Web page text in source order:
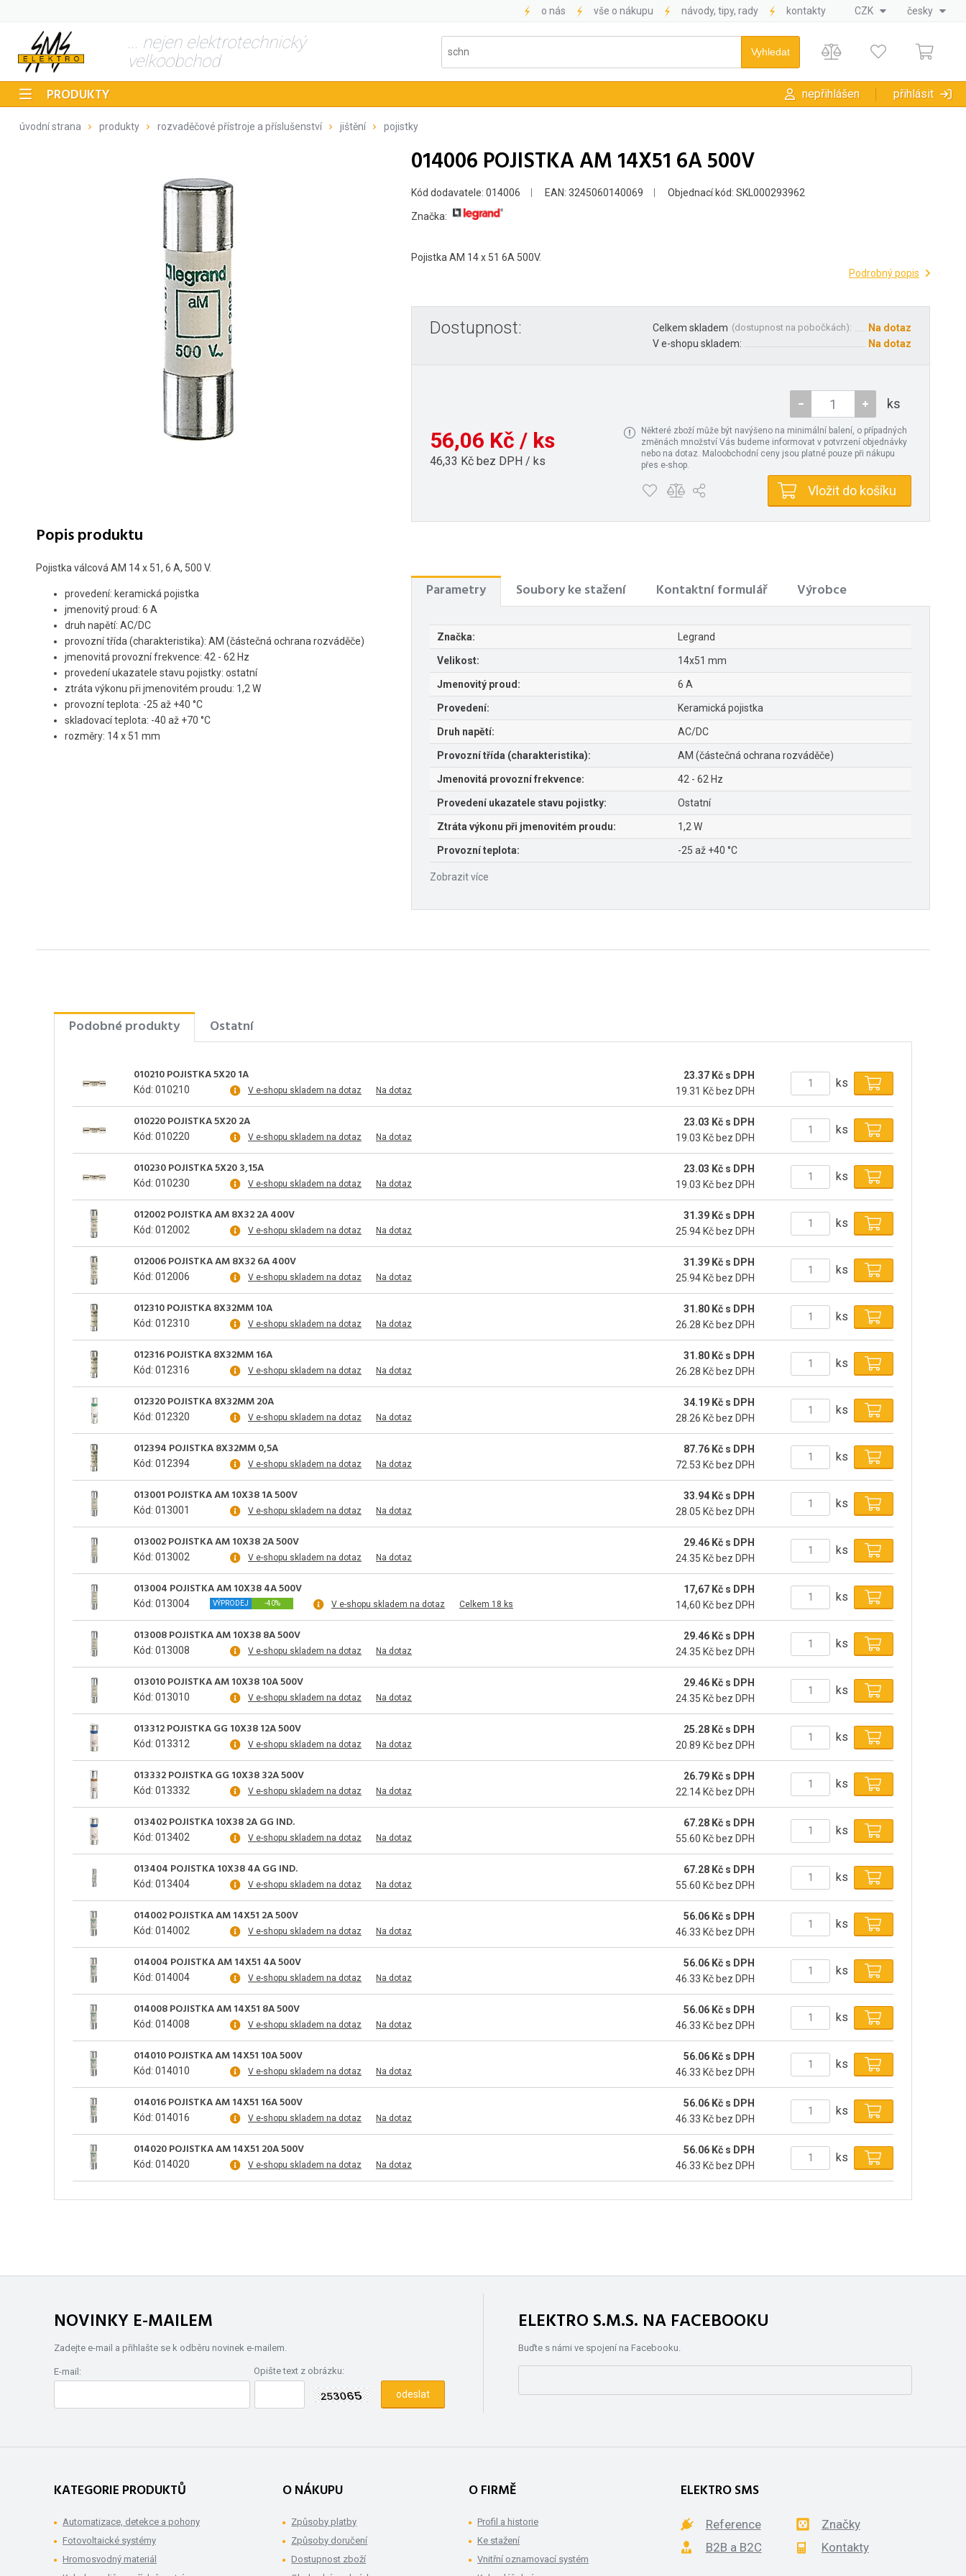
o nás vše o nákupu návody, tipy, rady kontakty CZK česky
... nejen elektrotechnický
velkoobchod
PRODUKTY nepřihlášen přihlásit
úvodní strana produkty rozvaděčové přístroje a příslušenství jištění pojistky
Popis produktu
Pojistka válcová AM 14 x 51, 6 A, 500 V.
provedení: keramická pojistka
jmenovitý proud: 6 A
druh napětí: AC/DC
provozní třída (charakteristika): AM (částečná ochrana rozváděče)
jmenovitá provozní frekvence: 42 - 62 Hz
provedení ukazatele stavu pojistky: ostatní
ztráta výkonu při jmenovitém proudu: 1,2 W
provozní teplota: -25 až +40 °C
skladovací teplota: -40 až +70 °C
rozměry: 14 x 51 mm
014006 POJISTKA AM 14X51 6A 500V
Kód dodavatele: 014006 EAN: 3245060140069 Objednací kód: SKL000293962
Značka:
Pojistka AM 14 x 51 6A 500V.
Podrobný popis
Dostupnost: Celkem skladem (dostupnost na pobočkách):
Na dotaz
V e-shopu skladem:
Na dotaz
56,06 Kč / ks
46,33 Kč bez DPH / ks
ks
Některé zboží může být navýšeno na minimální balení, o případných
změnách množství Vás budeme informovat v potvrzení objednávky
nebo na dotaz. Maloobchodní ceny jsou platné pouze při nákupu
přes e-shop.
Vložit do košíku
Parametry Soubory ke stažení Kontaktní formulář Výrobce
Značka: Legrand
Velikost: 14x51 mm
Jmenovitý proud: 6 A
Provedení: Keramická pojistka
Druh napětí: AC/DC
Provozní třída (charakteristika): AM (částečná ochrana rozváděče)
Jmenovitá provozní frekvence: 42 - 62 Hz
Provedení ukazatele stavu pojistky: Ostatní
Ztráta výkonu při jmenovitém proudu: 1,2 W
Provozní teplota: -25 až +40 °C
Zobrazit více
Podobné produkty Ostatní
010210 POJISTKA 5X20 1A
Kód: 010210 V e-shopu skladem na dotaz Na dotaz
23.37 Kč s DPH
19.31 Kč bez DPH
ks
010220 POJISTKA 5X20 2A
Kód: 010220 V e-shopu skladem na dotaz Na dotaz
23.03 Kč s DPH
19.03 Kč bez DPH
ks
010230 POJISTKA 5X20 3,15A
Kód: 010230 V e-shopu skladem na dotaz Na dotaz
23.03 Kč s DPH
19.03 Kč bez DPH
ks
012002 POJISTKA AM 8X32 2A 400V
Kód: 012002 V e-shopu skladem na dotaz Na dotaz
31.39 Kč s DPH
25.94 Kč bez DPH
ks
012006 POJISTKA AM 8X32 6A 400V
Kód: 012006 V e-shopu skladem na dotaz Na dotaz
31.39 Kč s DPH
25.94 Kč bez DPH
ks
012310 POJISTKA 8X32MM 10A
Kód: 012310 V e-shopu skladem na dotaz Na dotaz
31.80 Kč s DPH
26.28 Kč bez DPH
ks
012316 POJISTKA 8X32MM 16A
Kód: 012316 V e-shopu skladem na dotaz Na dotaz
31.80 Kč s DPH
26.28 Kč bez DPH
ks
012320 POJISTKA 8X32MM 20A
Kód: 012320 V e-shopu skladem na dotaz Na dotaz
34.19 Kč s DPH
28.26 Kč bez DPH
ks
012394 POJISTKA 8X32MM 0,5A
Kód: 012394 V e-shopu skladem na dotaz Na dotaz
87.76 Kč s DPH
72.53 Kč bez DPH
ks
013001 POJISTKA AM 10X38 1A 500V
Kód: 013001 V e-shopu skladem na dotaz Na dotaz
33.94 Kč s DPH
28.05 Kč bez DPH
ks
013002 POJISTKA AM 10X38 2A 500V
Kód: 013002 V e-shopu skladem na dotaz Na dotaz
29.46 Kč s DPH
24.35 Kč bez DPH
ks
013004 POJISTKA AM 10X38 4A 500V
Kód: 013004 VÝPRODEJ -40% V e-shopu skladem na dotaz Celkem 18 ks
17,67 Kč s DPH
14,60 Kč bez DPH
ks
013008 POJISTKA AM 10X38 8A 500V
Kód: 013008 V e-shopu skladem na dotaz Na dotaz
29.46 Kč s DPH
24.35 Kč bez DPH
ks
013010 POJISTKA AM 10X38 10A 500V
Kód: 013010 V e-shopu skladem na dotaz Na dotaz
29.46 Kč s DPH
24.35 Kč bez DPH
ks
013312 POJISTKA GG 10X38 12A 500V
Kód: 013312 V e-shopu skladem na dotaz Na dotaz
25.28 Kč s DPH
20.89 Kč bez DPH
ks
013332 POJISTKA GG 10X38 32A 500V
Kód: 013332 V e-shopu skladem na dotaz Na dotaz
26.79 Kč s DPH
22.14 Kč bez DPH
ks
013402 POJISTKA 10X38 2A GG IND.
Kód: 013402 V e-shopu skladem na dotaz Na dotaz
67.28 Kč s DPH
55.60 Kč bez DPH
ks
013404 POJISTKA 10X38 4A GG IND.
Kód: 013404 V e-shopu skladem na dotaz Na dotaz
67.28 Kč s DPH
55.60 Kč bez DPH
ks
014002 POJISTKA AM 14X51 2A 500V
Kód: 014002 V e-shopu skladem na dotaz Na dotaz
56.06 Kč s DPH
46.33 Kč bez DPH
ks
014004 POJISTKA AM 14X51 4A 500V
Kód: 014004 V e-shopu skladem na dotaz Na dotaz
56.06 Kč s DPH
46.33 Kč bez DPH
ks
014008 POJISTKA AM 14X51 8A 500V
Kód: 014008 V e-shopu skladem na dotaz Na dotaz
56.06 Kč s DPH
46.33 Kč bez DPH
ks
014010 POJISTKA AM 14X51 10A 500V
Kód: 014010 V e-shopu skladem na dotaz Na dotaz
56.06 Kč s DPH
46.33 Kč bez DPH
ks
014016 POJISTKA AM 14X51 16A 500V
Kód: 014016 V e-shopu skladem na dotaz Na dotaz
56.06 Kč s DPH
46.33 Kč bez DPH
ks
014020 POJISTKA AM 14X51 20A 500V
Kód: 014020 V e-shopu skladem na dotaz Na dotaz
56.06 Kč s DPH
46.33 Kč bez DPH
ks
NOVINKY E-MAILEM
Zadejte e-mail a přihlašte se k odběru novinek e-mailem.
E-mail: Opište text z obrázku:
ELEKTRO S.M.S. NA FACEBOOKU
Buďte s námi ve spojení na Facebooku.
KATEGORIE PRODUKTŮ
Automatizace, detekce a pohony
Fotovoltaické systémy
Hromosvodný materiál
O NÁKUPU
Způsoby platby
Způsoby doručení
Dostupnost zboží
O FIRMĚ
Profil a historie
Ke stažení
Vnitřní oznamovací systém
ELEKTRO SMS
Reference
Značky
B2B a B2C
Kontakty